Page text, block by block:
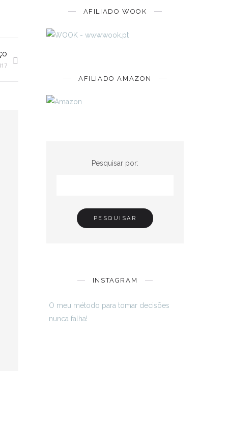
AFILIADO WOOK
AFILIADO AMAZON
Pesquisar por:
INSTAGRAM
O meu método para tomar decisões
nunca falha!